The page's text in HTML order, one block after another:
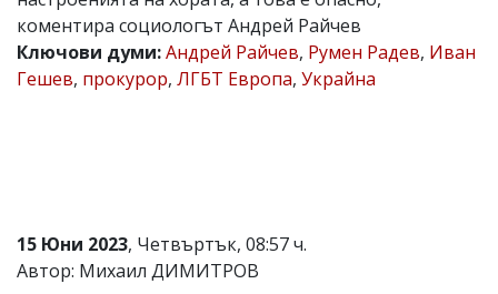
Коментарите
под
статиите
се
отговорност
за
тях!
коментира социологът Андрей Райчев
Ключови думи:Андрей Райчев, Румен Радев, Иван
Гешев, прокурор, ЛГБТ Европа, Украйна
15 Юни 2023, Четвъртък, 08:57 ч.
Автор: Михаил ДИМИТРОВ